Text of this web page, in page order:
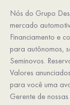
Nós do Grupo
mercado
Financiamento e
para autônomos,
Seminovos.
Valores
para você uma
Gerente de